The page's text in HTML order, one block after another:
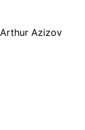
Azizov